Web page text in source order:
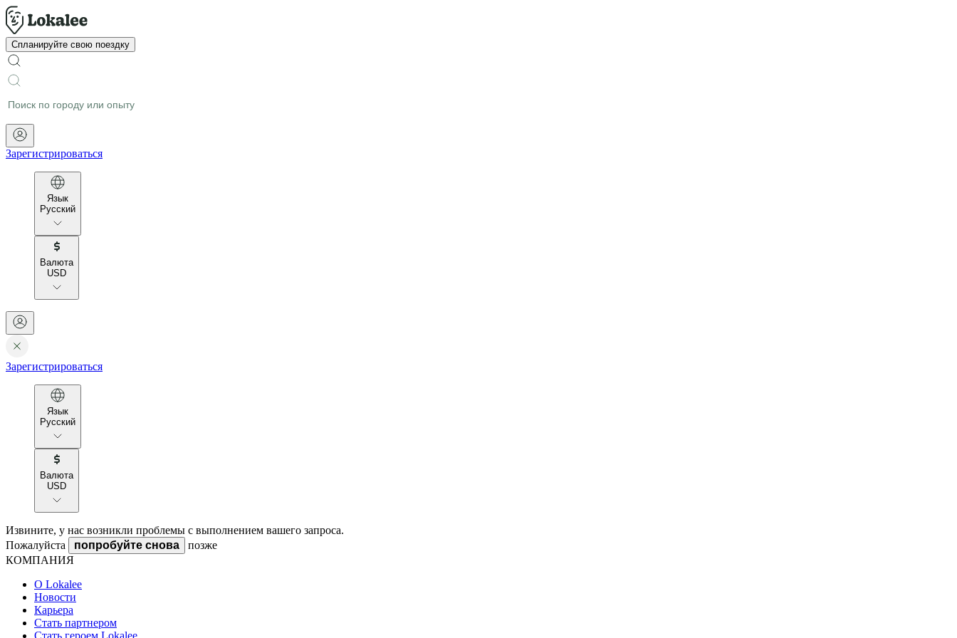
Спланируйте свою поездку
Зарегистрироваться
Язык
Русский
Валюта
USD
Зарегистрироваться
Язык
Русский
Валюта
USD
Извините, у нас возникли проблемы с выполнением вашего запроса.
Пожалуйста
попробуйте снова
позже
КОМПАНИЯ
О Lokalee
Новости
Карьера
Стать партнером
Стать героем Lokalee